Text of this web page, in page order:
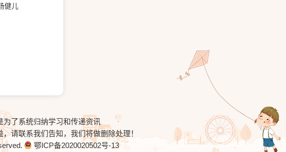
健儿
了系统归纳学习和传递资讯
请联系我们告知，我们将做删除处理！
鄂ICP备2020020502号-13